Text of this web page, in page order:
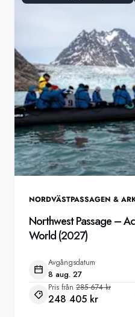
NORDVÄSTPASSAGEN &
Northwest Passage –
World (2027)
Avgångsdatum
8 aug. 27
Pris från 285 674 kr
248 405 kr